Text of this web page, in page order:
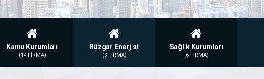
Kamu Kurumları
(14 FİRMA)
Rüzgar Enerjisi
(3 FİRMA)
Sağlık Kurumları
(6 FİRMA)